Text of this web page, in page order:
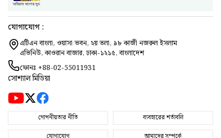
যোগাযোগ :
এটিএন বাংলা, ওয়াসা ভবন, ২য় তলা, ৯৮ কাজী নজরুল ইসলাম
এভিনিউ, কাওরান বাজার, ঢাকা-১২১৫, বাংলাদেশ
ফোনঃ +88-02-55011931
সোশ্যাল মিডিয়া
গোপনীয়তার নীতি
ব্যবহারের শর্তাবলি